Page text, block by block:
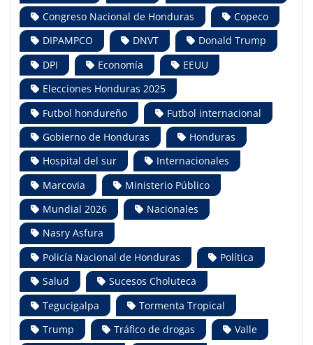
Congreso Nacional de Honduras
Copeco
DIPAMPCO
DNVT
Donald Trump
DPI
Economía
EEUU
Elecciones Honduras 2025
Futbol hondureño
Futbol internacional
Gobierno de Honduras
Honduras
Hospital del sur
Internacionales
Marcovia
Ministerio Público
Mundial 2026
Nacionales
Nasry Asfura
Policía Nacional de Honduras
Política
Salud
Sucesos Choluteca
Tegucigalpa
Tormenta Tropical
Trump
Tráfico de drogas
Valle